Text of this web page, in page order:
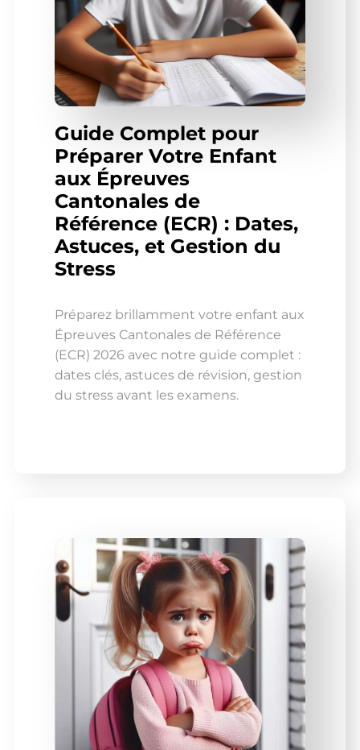
Guide Complet pour
Préparer Votre Enfant
aux Épreuves
Cantonales de
Référence (ECR) : Dates,
Astuces, et Gestion du
Stress
Préparez brillamment votre enfant aux
Épreuves Cantonales de Référence
(ECR) 2026 avec notre guide complet :
dates clés, astuces de révision, gestion
du stress avant les examens.